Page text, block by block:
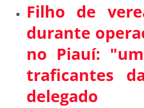
Filho de
durante
no Piauí:
traficantes
delegado